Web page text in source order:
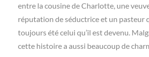
entre la cousine de Charlotte, une
réputation de séductrice et un pasteur
toujours été celui qu’il est devenu.
cette histoire a aussi beaucoup de